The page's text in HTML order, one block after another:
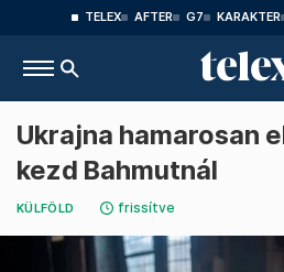
TELEX AFTER G7 KARAKTER
Ukrajna hamarosan
kezd Bahmutnál
KÜLFÖLD frissítve